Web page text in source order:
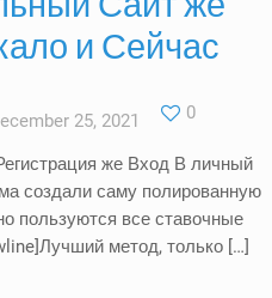
и Сейчас
25, 2021 0
же Вход В личный
создали саму полированную
пользуются все ставочные
метод, только […]